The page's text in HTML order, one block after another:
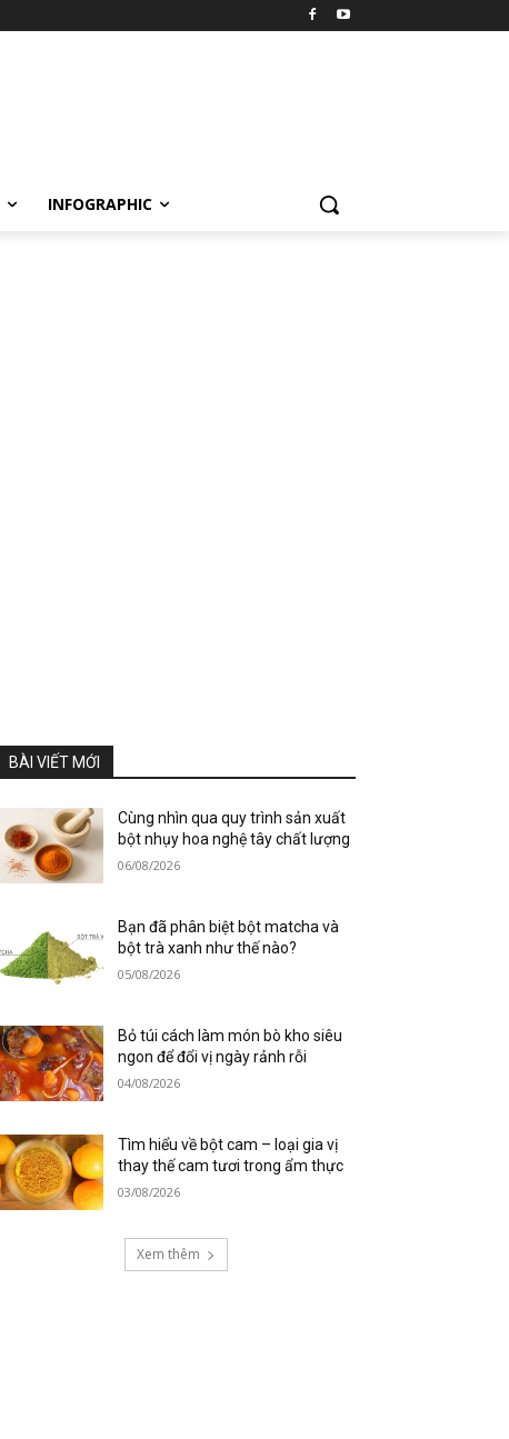
INFOGRAPHIC
BÀI VIẾT MỚI
Cùng nhìn qua quy trình sản xuất
bột nhụy hoa nghệ tây chất lượng
06/08/2026
Bạn đã phân biệt bột matcha và
bột trà xanh như thế nào?
05/08/2026
Bỏ túi cách làm món bò kho siêu
ngon để đổi vị ngày rảnh rỗi
04/08/2026
Tìm hiểu về bột cam – loại gia vị
thay thế cam tươi trong ẩm thực
03/08/2026
Xem thêm